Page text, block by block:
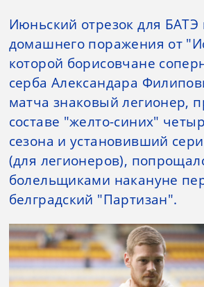
Июньский отрезок для БАТЭ
домашнего поражения от
которой борисовчане
серба Александара
матча знаковый легионер,
составе "желто-синих"
сезона и установивший
(для легионеров),
болельщиками накануне
белградский "Партизан".